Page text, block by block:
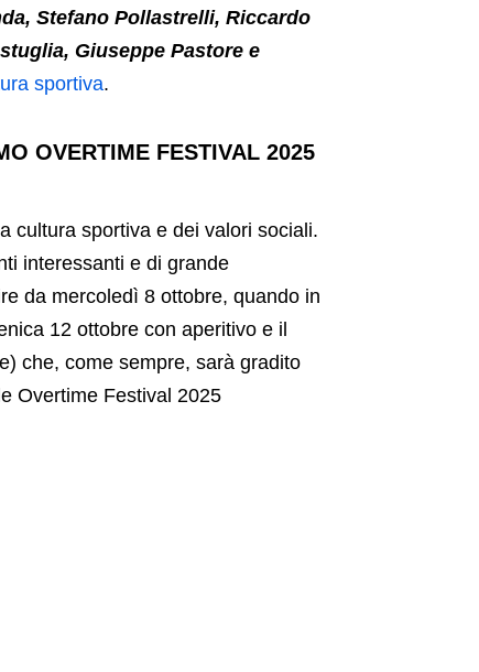
Stefano Pollastrelli, Riccardo
Giuseppe Pastore e
sportiva.
OVERTIME FESTIVAL 2025
cultura sportiva e dei valori sociali.
interessanti e di grande
da mercoledì 8 ottobre, quando in
12 ottobre con aperitivo e il
che, come sempre, sarà gradito
Overtime Festival 2025